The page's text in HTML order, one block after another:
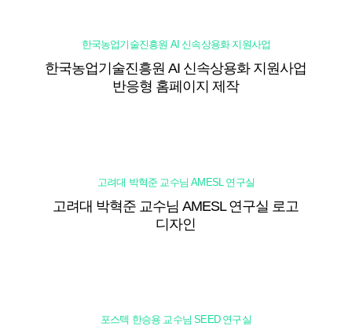
한국농업기술진흥원 AI 신속상용화 지원사업
한국농업기술진흥원 AI 신속상용화 지원사업
반응형 홈페이지 제작
고려대 박혁준 교수님 AMESL 연구실
고려대 박혁준 교수님 AMESL 연구실 로고
디자인
포스텍 한승용 교수님 SEED 연구실